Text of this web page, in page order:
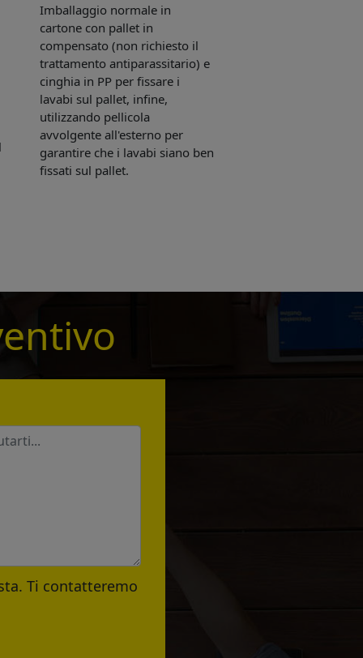
Imballaggio normale in
cartone con pallet in
compensato (non richiesto il
trattamento antiparassitario) e
cinghia in PP per fissare i
lavabi sul pallet, infine,
utilizzando pellicola
avvolgente all'esterno per
garantire che i lavabi siano ben
fissati sul pallet.
Ti contatteremo